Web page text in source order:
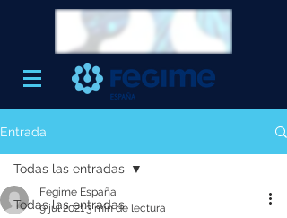
Entrada
Todas las entradas
Todas las entradas
Fegime España
9 jul 20213 min de lectura